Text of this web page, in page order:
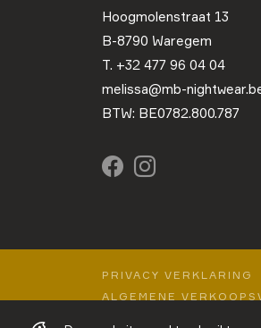
Hoogmolenstraat 13
B-8790 Waregem
T. +32 477 96 04 04
melissa@mb-
BTW: BE0782.800.787
PRIVACY VERKLARING
ALGEMENE